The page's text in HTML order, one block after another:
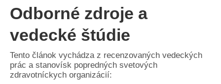
Odborné zdroje a
vedecké štúdie
Tento článok vychádza z recenzovaných vedeckých
prác a stanovísk popredných svetových
zdravotníckych organizácií: